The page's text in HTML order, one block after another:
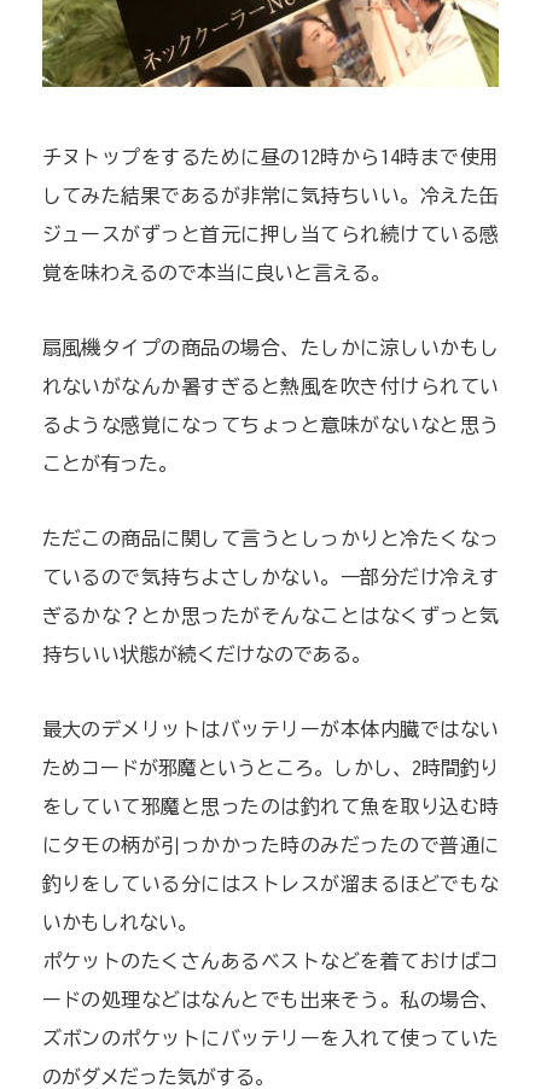
チヌトップをするために昼の12時から14時まで使用
してみた結果であるが非常に気持ちいい。冷えた缶
ジュースがずっと首元に押し当てられ続けている感
覚を味わえるので本当に良いと言える。
扇風機タイプの商品の場合、たしかに涼しいかもし
れないがなんか暑すぎると熱風を吹き付けられてい
るような感覚になってちょっと意味がないなと思う
ことが有った。
ただこの商品に関して言うとしっかりと冷たくなっ
ているので気持ちよさしかない。一部分だけ冷えす
ぎるかな？とか思ったがそんなことはなくずっと気
持ちいい状態が続くだけなのである。
最大のデメリットはバッテリーが本体内臓ではない
ためコードが邪魔というところ。しかし、2時間釣り
をしていて邪魔と思ったのは釣れて魚を取り込む時
にタモの柄が引っかかった時のみだったので普通に
釣りをしている分にはストレスが溜まるほどでもな
いかもしれない。
ポケットのたくさんあるベストなどを着ておけばコ
ードの処理などはなんとでも出来そう。私の場合、
ズボンのポケットにバッテリーを入れて使っていた
のがダメだった気がする。